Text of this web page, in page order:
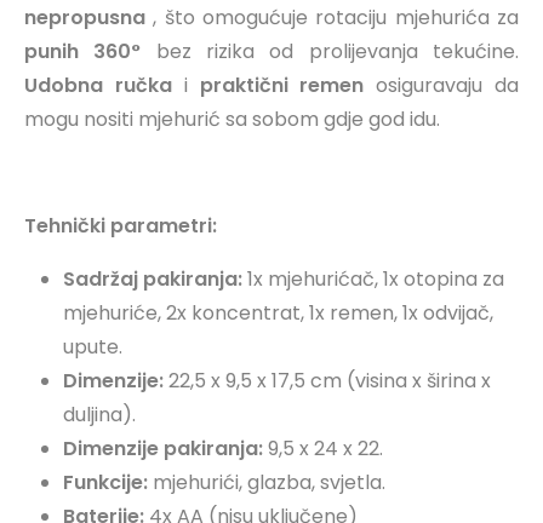
nepropusna , što omogućuje rotaciju mjehurića za
punih 360° bez rizika od prolijevanja tekućine.
Udobna ručkai praktični remen osiguravaju da
mogu nositi mjehurić sa sobom gdje god idu.
Tehnički parametri:
Sadržaj pakiranja:1x mjehurićač, 1x otopina za
mjehuriće, 2x koncentrat, 1x remen, 1x odvijač,
upute.
Dimenzije:22,5 x 9,5 x 17,5 cm (visina x širina x
duljina).
Dimenzije pakiranja:9,5 x 24 x 22.
Funkcije: mjehurići, glazba, svjetla.
Baterije: 4x AA (nisu uključene)